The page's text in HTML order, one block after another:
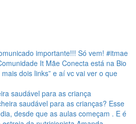
saudável para as criança